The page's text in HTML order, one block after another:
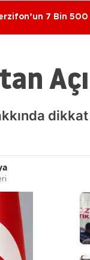
7 Bin 500